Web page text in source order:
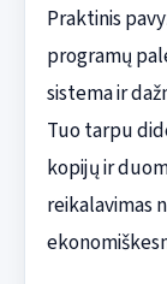
Praktinis
programų
sistema ir
Tuo tarpu
kopijų ir
reikalavimas